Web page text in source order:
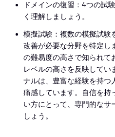
ドメインの復習：4つの試
く理解しましょう。
模擬試験：複数の模擬試験
改善が必要な分野を特定し
の難易度の高さで知られて
レベルの高さを反映してい
ナルは、豊富な経験を持つ
痛感しています。自信を持
い方にとって、専門的なサ
しょう。